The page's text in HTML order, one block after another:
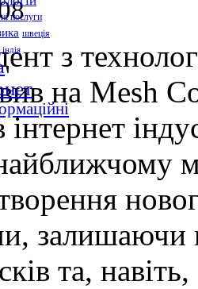
послуги
швеція
індія
з
на Mesh
інтернет
залишаючи
та,